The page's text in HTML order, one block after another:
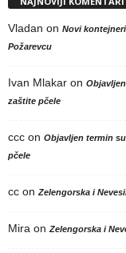
Vladan on Novi
Požarevcu
Ivan Mlakar on
zaštite pčele
ccc on Objavljen termin
pčele
cc on Zelengorska i
Mira on Zelengorska i